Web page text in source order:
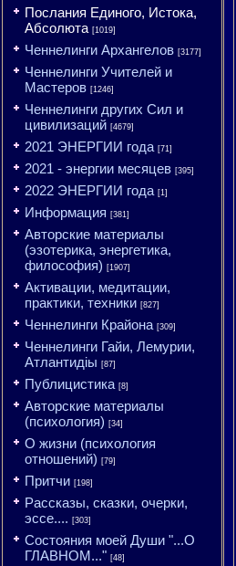
Послания Единого, Истока,
Абсолюта [1019]
Ченнелинги Архангелов [3177]
Ченнелинги Учителей и
Мастеров [1246]
Ченнелинги других Сил и
цивилизаций [4679]
2021 ЭНЕРГИИ года [71]
2021 - энергии месяцев [395]
2022 ЭНЕРГИИ года [1]
Информация [381]
Авторские материалы
(эзотерика, энергетика,
философия) [1907]
Активации, медитации,
практики, техники [827]
Ченнелинги Крайона [309]
Ченнелинги Гайи, Лемурии,
Атлантидіы [87]
Публицистика [8]
Авторские материалы
(психология) [34]
О жизни (психология
отношений) [79]
Притчи [198]
Рассказы, сказки, очерки,
эссе.... [303]
Состояния моей Души "...О
ГЛАВНОМ..." [48]